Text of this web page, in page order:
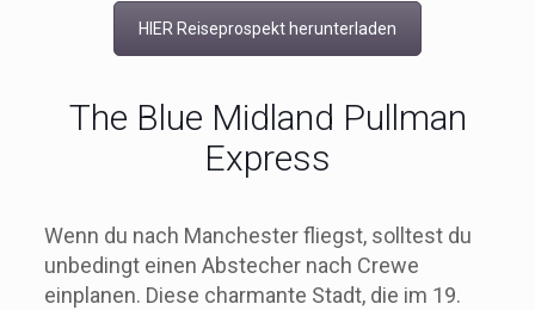
HIER Reiseprospekt herunterladen
The Blue Midland Pullman
Express
Wenn du nach Manchester fliegst, solltest du
unbedingt einen Abstecher nach Crewe
einplanen. Diese charmante Stadt, die im 19.